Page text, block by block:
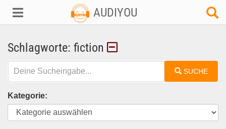
AUDIYOU
Schlagworte: fiction
SUCHE
Kategorie: